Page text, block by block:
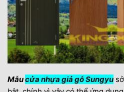
Mẫucửa nhựa giả gỗ Sungyu